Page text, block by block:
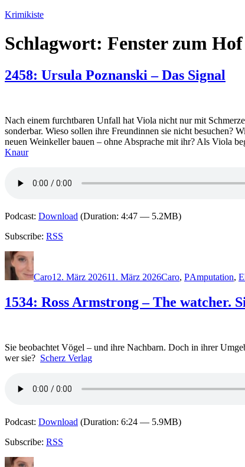
Zum
springen
Krimikiste
Schlagwort: Fenster zum Hof
2458: Ursula Poznanski – Das Signal
Nach einem furchtbaren Unfall hat Viola nicht nur mit
sonderbar. Wieso sollen ihre Freundinnen sie nicht besuchen?
neuen Weinkeller bauen – ohne Absprache mit ihr? Als Viola
Knaur
Podcast: Download (Duration: 4:47 — 5.2MB)
Subscribe: RSS
Autor
Caro12. März 202611. März 2026Caro, PAmputation,
1534: Ross Armstrong – The watcher.
Sie beobachtet Vögel – und ihre Nachbarn. Doch in ihrer
wer sie? Scherz Verlag
Podcast: Download (Duration: 6:24 — 5.9MB)
Subscribe: RSS
Autor